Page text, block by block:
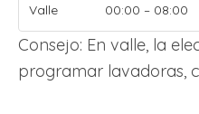
Valle 00:00 – 08:00
Consejo: En valle, la
programar lavadoras,